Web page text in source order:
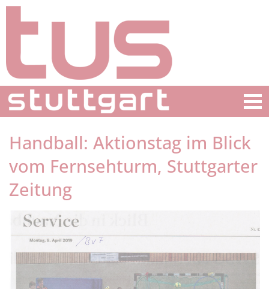
Handball: Aktionstag im Blick
vom Fernsehturm, Stuttgarter
Zeitung